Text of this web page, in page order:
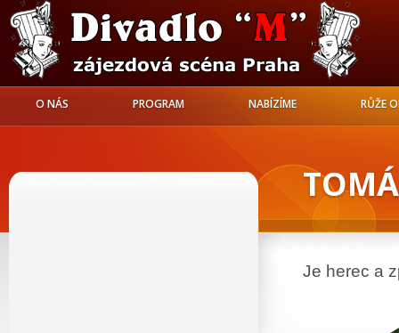
O NÁS PROGRAM NABÍZÍME RŮŽE
Je herec a